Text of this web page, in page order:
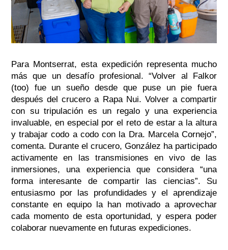
Para Montserrat, esta expedición representa mucho
más que un desafío profesional. “Volver al Falkor
(too) fue un sueño desde que puse un pie fuera
después del crucero a Rapa Nui. Volver a compartir
con su tripulación es un regalo y una experiencia
invaluable, en especial por el reto de estar a la altura
y trabajar codo a codo con la Dra. Marcela Cornejo”,
comenta. Durante el crucero, González ha participado
activamente en las transmisiones en vivo de las
inmersiones, una experiencia que considera “una
forma interesante de compartir las ciencias”. Su
entusiasmo por las profundidades y el aprendizaje
constante en equipo la han motivado a aprovechar
cada momento de esta oportunidad, y espera poder
colaborar nuevamente en futuras expediciones.